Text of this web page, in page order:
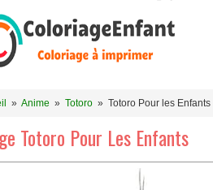
» Anime » Totoro » Totoro Pour les Enfants
Totoro Pour Les Enfants